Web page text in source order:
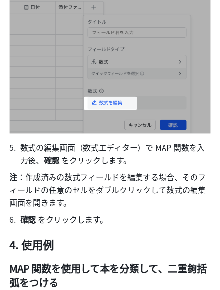
数式の編集画面（数式エディター）で MAP 関数を入
力後、確認 をクリックします。
注 ：作成済みの数式フィールドを編集する場合、そのフ
ィールドの任意のセルをダブルクリックして数式の編集
画面を開きます。
確認 をクリックします。
使用例
MAP 関数を使用して本を分類して、二重鉤括
弧をつける